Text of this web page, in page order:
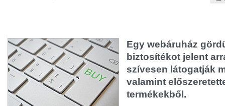
Egy webáruház
biztosítékot jelent
szívesen látogatják
valamint
termékekből.